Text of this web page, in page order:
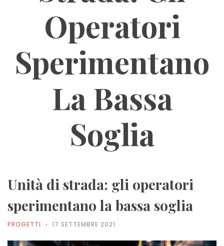
Operatori
Sperimentano
La Bassa
Soglia
Unità di strada: gli operatori
sperimentano la bassa soglia
PROGETTI 17 SETTEMBRE 2021